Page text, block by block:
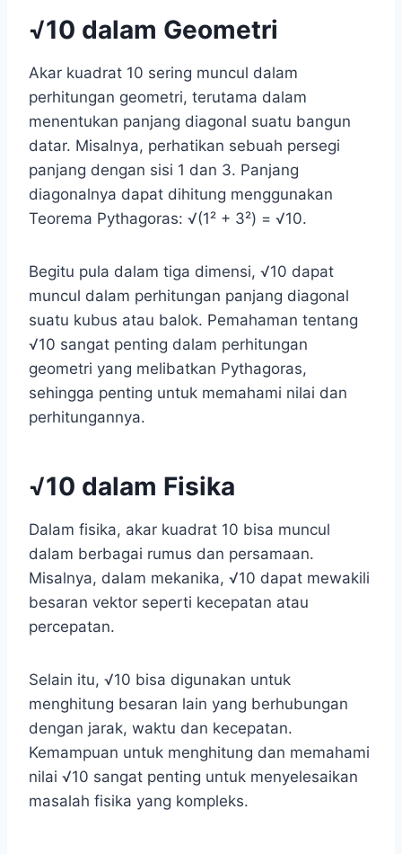
√10 dalam Geometri
Akar kuadrat 10 sering muncul dalam
perhitungan geometri, terutama dalam
menentukan panjang diagonal suatu bangun
datar. Misalnya, perhatikan sebuah persegi
panjang dengan sisi 1 dan 3. Panjang
diagonalnya dapat dihitung menggunakan
Teorema Pythagoras: √(1² + 3²) = √10.
Begitu pula dalam tiga dimensi, √10 dapat
muncul dalam perhitungan panjang diagonal
suatu kubus atau balok. Pemahaman tentang
√10 sangat penting dalam perhitungan
geometri yang melibatkan Pythagoras,
sehingga penting untuk memahami nilai dan
perhitungannya.
√10 dalam Fisika
Dalam fisika, akar kuadrat 10 bisa muncul
dalam berbagai rumus dan persamaan.
Misalnya, dalam mekanika, √10 dapat mewakili
besaran vektor seperti kecepatan atau
percepatan.
Selain itu, √10 bisa digunakan untuk
menghitung besaran lain yang berhubungan
dengan jarak, waktu dan kecepatan.
Kemampuan untuk menghitung dan memahami
nilai √10 sangat penting untuk menyelesaikan
masalah fisika yang kompleks.